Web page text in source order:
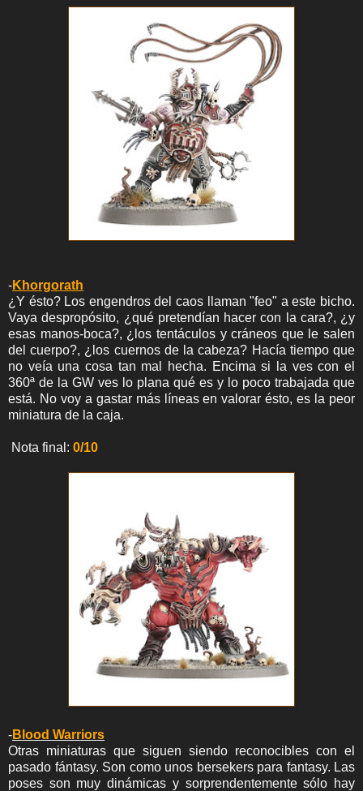
-Khorgorath
¿Y ésto? Los engendros del caos llaman "feo" a este bicho.
Vaya despropósito, ¿qué pretendían hacer con la cara?, ¿y
esas manos-boca?, ¿los tentáculos y cráneos que le salen
del cuerpo?, ¿los cuernos de la cabeza? Hacía tiempo que
no veía una cosa tan mal hecha. Encima si la ves con el
360ª de la GW ves lo plana qué es y lo poco trabajada que
está. No voy a gastar más líneas en valorar ésto, es la peor
miniatura de la caja.
Nota final: 0/10
-Blood Warriors
Otras miniaturas que siguen siendo reconocibles con el
pasado fántasy. Son como unos bersekers para fantasy. Las
poses son muy dinámicas y sorprendentemente sólo hay